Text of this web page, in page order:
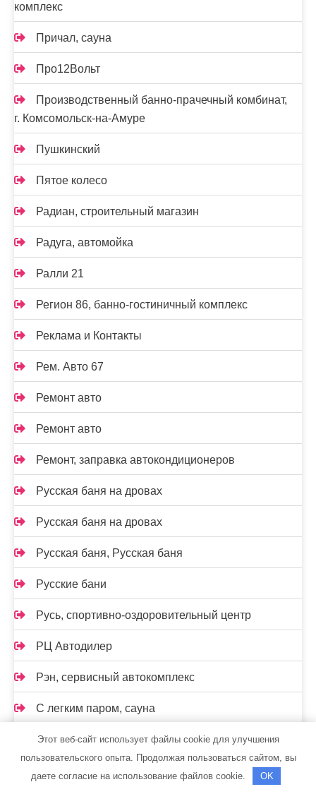
комплекс
Причал, сауна
Про12Вольт
Производственный банно-прачечный комбинат,
г. Комсомольск-на-Амуре
Пушкинский
Пятое колесо
Радиан, строительный магазин
Радуга, автомойка
Ралли 21
Регион 86, банно-гостиничный комплекс
Реклама и Контакты
Рем. Авто 67
Ремонт авто
Ремонт авто
Ремонт, заправка автокондиционеров
Русская баня на дровах
Русская баня на дровах
Русская баня, Русская баня
Русские бани
Русь, спортивно-оздоровительный центр
РЦ Автодилер
Рэн, сервисный автокомплекс
С легким паром, сауна
Самарская стекольная компания
Этот веб-сайт использует файлы cookie для улучшения
пользовательского опыта. Продолжая пользоваться сайтом, вы
даете согласие на использование файлов cookie.
OK